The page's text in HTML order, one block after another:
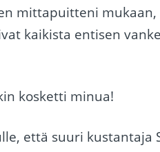
mittapuitteni
kaikista entisen
kosketti minua!
että suuri kustantaja